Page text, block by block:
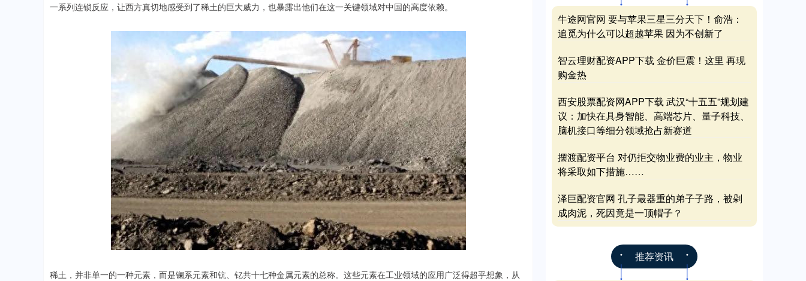
一系列连锁反应，让西方真切地感受到了稀土的巨大威力，也暴露出他们在这一关键领域对中国的高度依赖。
稀土，并非单一的一种元素，而是镧系元素和钪、钇共十七种金属元素的总称。这些元素在工业领域的应用广泛得超乎想象，从
牛途网官网 要与苹果三星三分天下！俞浩：
追觅为什么可以超越苹果 因为不创新了
智云理财配资APP下载 金价巨震！这里 再现
购金热
西安股票配资网APP下载 武汉“十五五”规划建
议：加快在具身智能、高端芯片、量子科技、
脑机接口等细分领域抢占新赛道
摆渡配资平台 对仍拒交物业费的业主，物业
将采取如下措施……
泽巨配资官网 孔子最器重的弟子子路，被剁
成肉泥，死因竟是一顶帽子？
推荐资讯